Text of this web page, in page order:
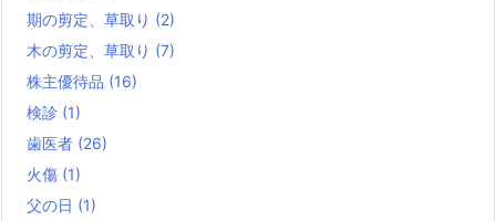
期の剪定、草取り (2)
木の剪定、草取り (7)
株主優待品 (16)
検診 (1)
歯医者 (26)
火傷 (1)
父の日 (1)